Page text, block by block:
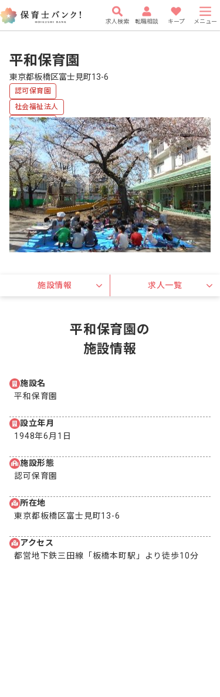
求人検索 転職相談 キープ メニュー
平和保育園
東京都板橋区富士見町13-6
認可保育園
社会福祉法人
複数園あり
有給
研修充実
WEB面接OK
施設情報 求人一覧
平和保育園の
施設情報
施設名
平和保育園
設立年月
1948年6月1日
施設形態
認可保育園
所在地
東京都板橋区富士見町13-6
アクセス
都営地下鉄三田線「板橋本町駅」より徒歩10分